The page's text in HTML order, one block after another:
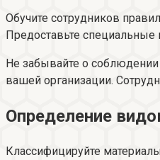
Обучите сотрудников
Предоставьте специальные
Не забывайте о
вашей организации.
Определение
Классифицируйте